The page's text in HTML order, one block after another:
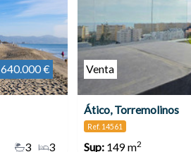
640.000 €
3
3
Venta
Ático, Torremolinos
Ref. 14561
Sup:149 m2